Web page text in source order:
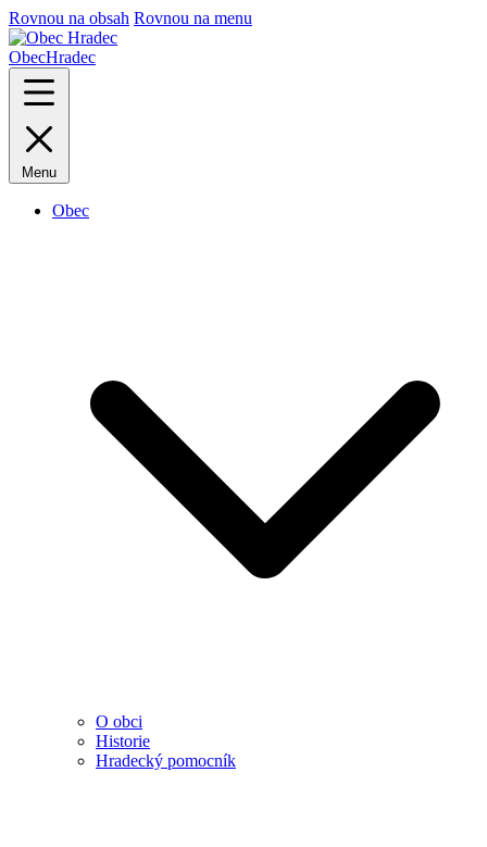
Rovnou na obsah Rovnou na menu
ObecHradec
Menu
Obec
O obci
Historie
Hradecký pomocník